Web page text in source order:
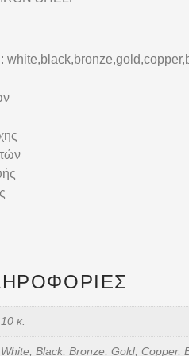
10 κ.
White, Black, Bronze, Gold, Copper,